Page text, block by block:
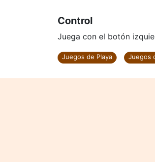
Control
Juega con el botón
Juegos de Playa Juegos